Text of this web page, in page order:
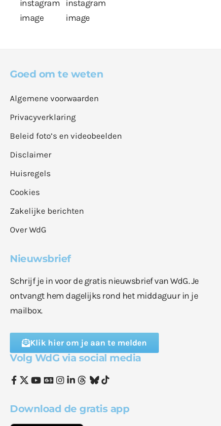
Goed om te weten
Algemene voorwaarden
Privacyverklaring
Beleid foto’s en videobeelden
Disclaimer
Huisregels
Cookies
Zakelijke berichten
Over WdG
Nieuwsbrief
Schrijf je in voor de gratis nieuwsbrief van WdG. Je
ontvangt hem dagelijks rond het middaguur in je
mailbox.
Klik hier om je aan te melden
Volg WdG via social media
Download de gratis app